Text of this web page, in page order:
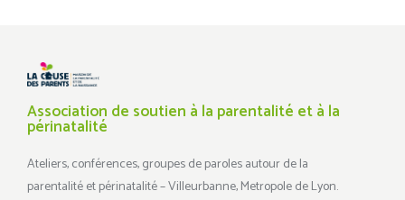
Association de soutien à la parentalité et à la
périnatalité
Ateliers, conférences, groupes de paroles autour de la
parentalité et périnatalité – Villeurbanne, Metropole de Lyon.